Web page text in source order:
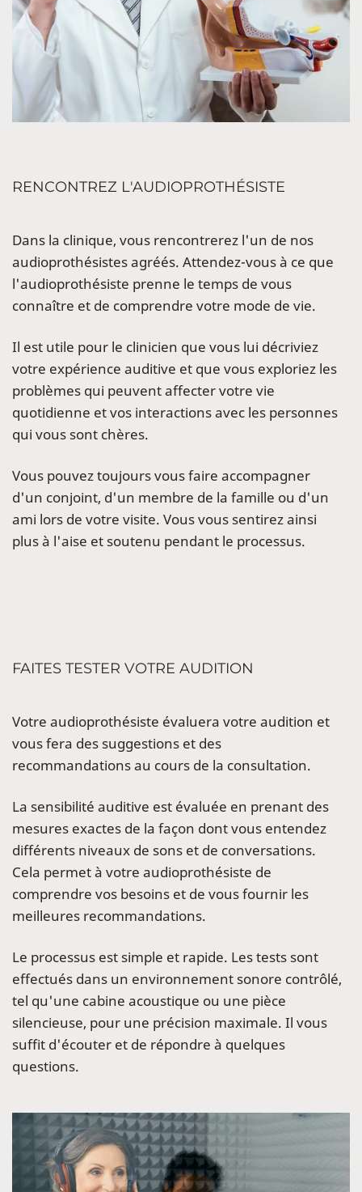
RENCONTREZ L'AUDIOPROTHÉSISTE
Dans la clinique, vous rencontrerez l'un de nos
audioprothésistes agréés. Attendez-vous à ce que
l'audioprothésiste prenne le temps de vous
connaître et de comprendre votre mode de vie.
Il est utile pour le clinicien que vous lui décriviez
votre expérience auditive et que vous exploriez les
problèmes qui peuvent affecter votre vie
quotidienne et vos interactions avec les personnes
qui vous sont chères.
Vous pouvez toujours vous faire accompagner
d'un conjoint, d'un membre de la famille ou d'un
ami lors de votre visite. Vous vous sentirez ainsi
plus à l'aise et soutenu pendant le processus.
FAITES TESTER VOTRE AUDITION
Votre audioprothésiste évaluera votre audition et
vous fera des suggestions et des
recommandations au cours de la consultation.
La sensibilité auditive est évaluée en prenant des
mesures exactes de la façon dont vous entendez
différents niveaux de sons et de conversations.
Cela permet à votre audioprothésiste de
comprendre vos besoins et de vous fournir les
meilleures recommandations.
Le processus est simple et rapide. Les tests sont
effectués dans un environnement sonore contrôlé,
tel qu'une cabine acoustique ou une pièce
silencieuse, pour une précision maximale. Il vous
suffit d'écouter et de répondre à quelques
questions.